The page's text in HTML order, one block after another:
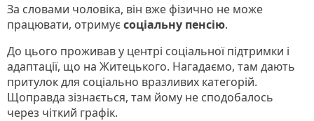
За словами чоловіка, він вже фізично не може
працювати, отримуєсоціальну пенсію.
До цього проживав у центрі соціальної підтримки і
адаптації, що на Житецького. Нагадаємо, там дають
притулок для соціально вразливих категорій.
Щоправда зізнається, там йому не сподобалось
через чіткий графік.